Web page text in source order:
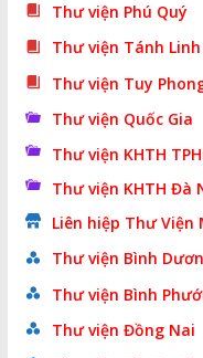
Thư viện Phú Quý
Thư viện Tánh Linh
Thư viện Tuy
Thư viện Quốc Gia
Thư viện KHTH
Thư viện KHTH Đà
Liên hiệp Thư Viện
Thư viện Bình
Thư viện Bình
Thư viện Đồng Nai